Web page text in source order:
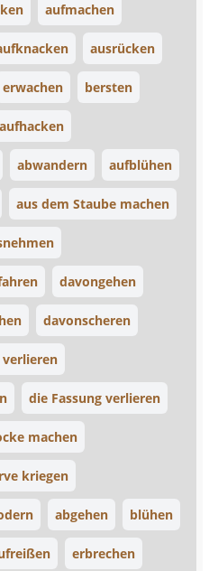
aufmachen
ausrücken
erwachen bersten
aufhacken
abwandern aufblühen
aus dem Staube machen
davongehen
davonscheren
die Fassung verlieren
machen
kriegen
abgehen blühen
erbrechen